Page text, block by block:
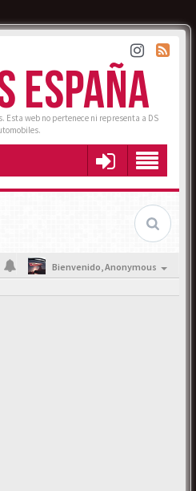
ESPAÑA
Esta web no pertenece ni representa a DS
Bienvenido,Anonymous